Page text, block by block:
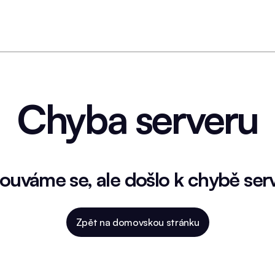
Chyba serveru
se, ale došlo k chybě
Zpět na domovskou stránku